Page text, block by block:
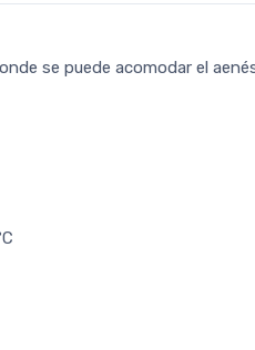
se puede acomodar el